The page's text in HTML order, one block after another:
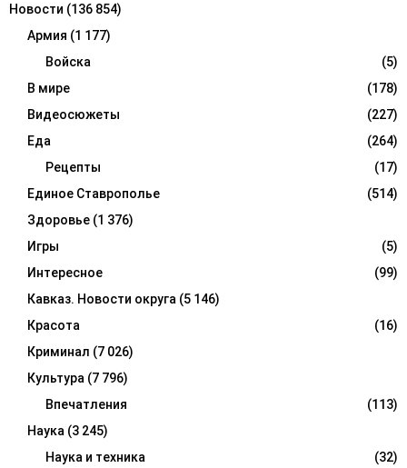
Новости (136 854)
Армия (1 177)
Войска
(5)
В мире
(178)
Видеосюжеты
(227)
Еда
(264)
Рецепты
(17)
Единое Ставрополье
(514)
Здоровье (1 376)
Игры
(5)
Интересное
(99)
Кавказ. Новости округа (5 146)
Красота
(16)
Криминал (7 026)
Культура (7 796)
Впечатления
(113)
Наука (3 245)
Наука и техника
(32)